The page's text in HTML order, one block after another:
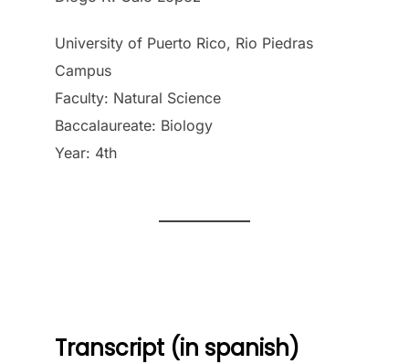
University of Puerto Rico, Rio Piedras
Campus
Faculty: Natural Science
Baccalaureate: Biology
Year: 4th
Transcript (in spanish)